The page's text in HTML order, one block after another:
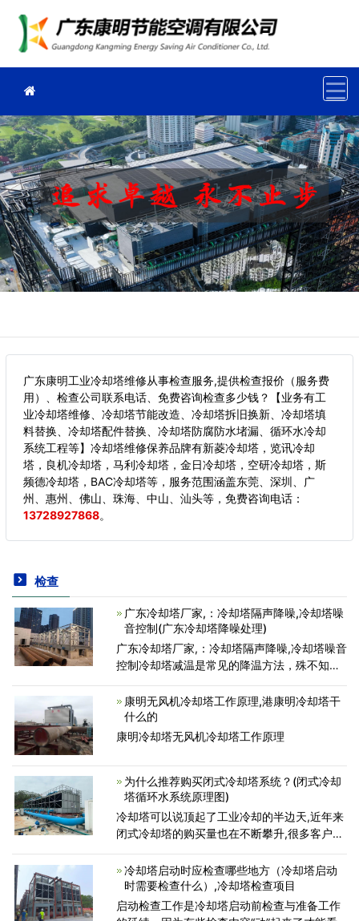
广东康明工业冷却塔维修从事检查服务,提供检查报价（服务费
用）、检查公司联系电话、免费咨询检查多少钱？【业务有工
业冷却塔维修、冷却塔节能改造、冷却塔拆旧换新、冷却塔填
料替换、冷却塔配件替换、冷却塔防腐防水堵漏、循环水冷却
系统工程等】冷却塔维修保养品牌有新菱冷却塔，览讯冷却
塔，良机冷却塔，马利冷却塔，金日冷却塔，空研冷却塔，斯
频德冷却塔，BAC冷却塔等，服务范围涵盖东莞、深圳、广
州、惠州、佛山、珠海、中山、汕头等， 免费咨询电话：
13728927868。
检查
广东冷却塔厂家,：冷却塔隔声降噪,冷却塔噪
音控制(广东冷却塔降噪处理)
广东冷却塔厂家,：冷却塔隔声降噪,冷却塔噪音
控制冷却塔减温是常见的降温方法，殊不知冷
害，当冷却塔运作时造成的噪音值在80分贝之
上，比较严重的超
康明无风机冷却塔工作原理,港康明冷却塔干
什么的
康明冷却塔无风机冷却塔工作原理
为什么推荐购买闭式冷却塔系统？(闭式冷却
塔循环水系统原理图)
冷却塔可以说顶起了工业冷却的半边天,近年来
闭式冷却塔的购买量也在不断攀升,很多客户并
不了解开闭式冷却塔之间的区别,接下来小编用
一篇文章告诉您为什么大家越来越倾向采购闭
式冷却
冷却塔启动时应检查哪些地方（冷却塔启动
时需要检查什么）,冷却塔检查项目
启动检查工作是冷却塔启动前检查与准备工作